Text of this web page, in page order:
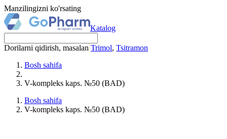
Manzilingizni ko'rsating
Katalog
Dorilarni qidirish, masalan Trimol, Tsitramon
Bosh sahifa
V-kompleks kaps. №50 (BAD)
Bosh sahifa
V-kompleks kaps. №50 (BAD)